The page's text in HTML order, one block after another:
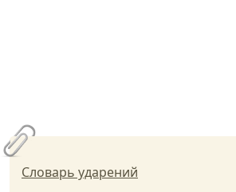
Словарь ударений